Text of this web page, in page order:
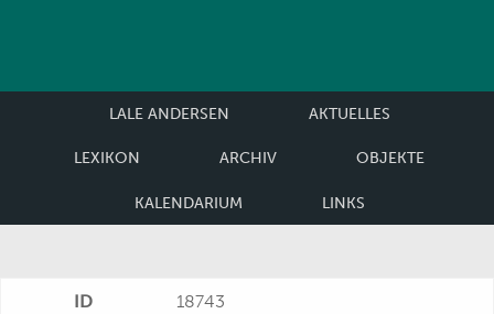
LALE ANDERSEN AKTUELLES
LEXIKON ARCHIV OBJEKTE
KALENDARIUM LINKS
ID 18743